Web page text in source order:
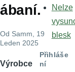
ábaní.
Od Samm , 19
Leden 2025
Výrobce
Nelze
blesk
Přihláše
ní